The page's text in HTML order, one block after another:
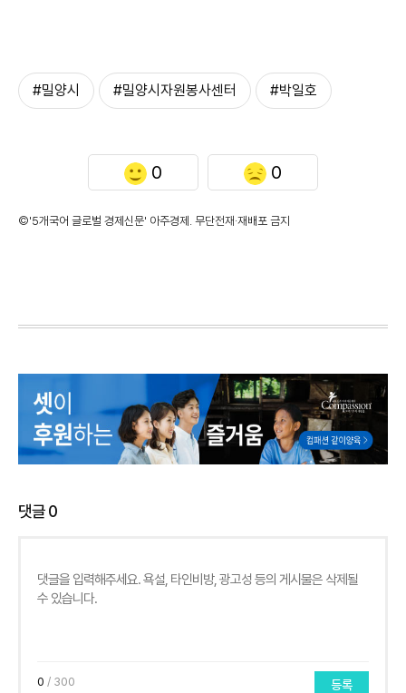
#밀양시 #밀양시자원봉사센터 #박일호
0 0
©'5개국어 글로벌 경제신문' 아주경제. 무단전재·재배포 금지
댓글0
0 / 300 등록